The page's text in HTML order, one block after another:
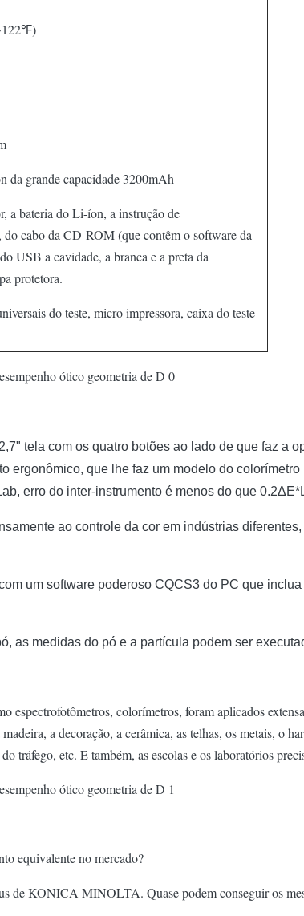
da grande capacidade 3200mAh
a bateria do Li-íon, a instrução de
do cabo da CD-ROM (que contêm o software da
USB a cavidade, a branca e a preta da
protetora.
do teste, micro impressora, caixa do teste
tela com os quatro botões ao lado de que faz a
ergonômico, que lhe faz um modelo do
erro do inter-instrumento é menos do que
ao controle da cor em indústrias
um software poderoso CQCS3 do PC que
as medidas do pó e a partícula podem ser
espectrofotômetros, colorímetros, foram aplicados
a decoração, a cerâmica, as telhas, os metais, o
tráfego, etc. E também, as escolas e os laboratórios
equivalente no mercado?
de KONICA MINOLTA. Quase podem conseguir os